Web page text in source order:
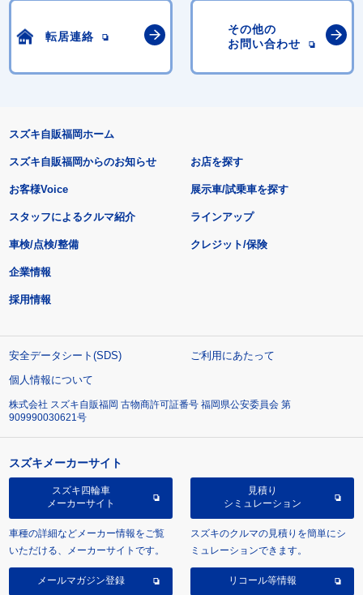
転居連絡
その他の
お問い合わせ
スズキ自販福岡ホーム
スズキ自販福岡からのお知らせ
お客様Voice
スタッフによるクルマ紹介
お店を探す
展示車/試乗車を探す
ラインアップ
車検/点検/整備 クレジット/保険
企業情報
採用情報
安全データシート(SDS)
ご利用にあたって
個人情報について
株式会社 スズキ自販福岡 古物商許可証番号 福岡県公安委員会 第
909990030621号
スズキメーカーサイト
スズキ四輪車
メーカーサイト
車種の詳細などメーカー情報をご覧
いただける、メーカーサイトです。
見積り
シミュレーション
スズキのクルマの見積りを簡単にシ
ミュレーションできます。
メールマガジン登録 リコール等情報